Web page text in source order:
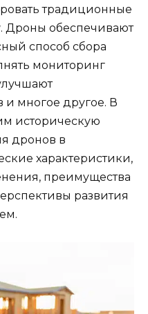
традиционные
Дроны обеспечивают
способ сбора
мониторинг
многое другое. В
историческую
дронов в
характеристики,
преимущества
развития